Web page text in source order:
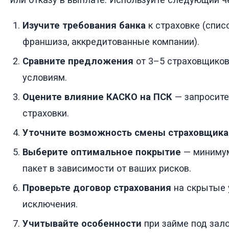
Изучите требования банка к страховке
франшиза, аккредитованные компании).
Сравните предложения от 3–5
условиям.
Оцените влияние КАСКО на ПСК —
страховки.
Уточните возможность смены страховщика
Выберите оптимальное покрытие —
пакет в зависимости от ваших рисков.
Проверьте договор страхования на скрытые
исключения.
Учитывайте особенности при займе под